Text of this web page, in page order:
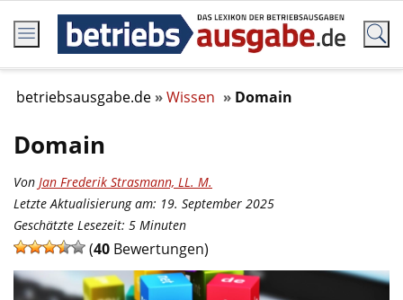
betriebsausgabe.de Wissen Domain
Domain
Von Jan Frederik Strasmann, LL. M.
Letzte Aktualisierung am: 19. September 2025
Geschätzte Lesezeit: 5 Minuten
(40 Bewertungen)